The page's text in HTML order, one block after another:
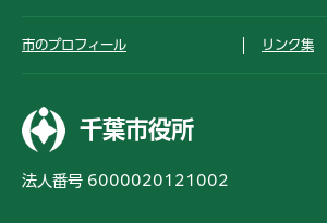
市のプロフィール リンク集
千葉市役所
法人番号 6000020121002